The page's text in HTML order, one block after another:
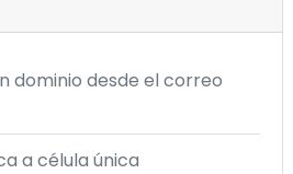
dominio desde el correo
a célula única